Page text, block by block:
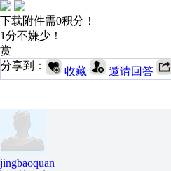
下载附件需0积分！
1分不嫌少！
赏
分享到：
收藏 邀请回答
jingbaoquan